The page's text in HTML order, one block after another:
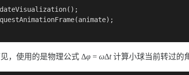
();
(animate);
，使用的是物理公式 Δφ = ωΔt计算小球当前转过的